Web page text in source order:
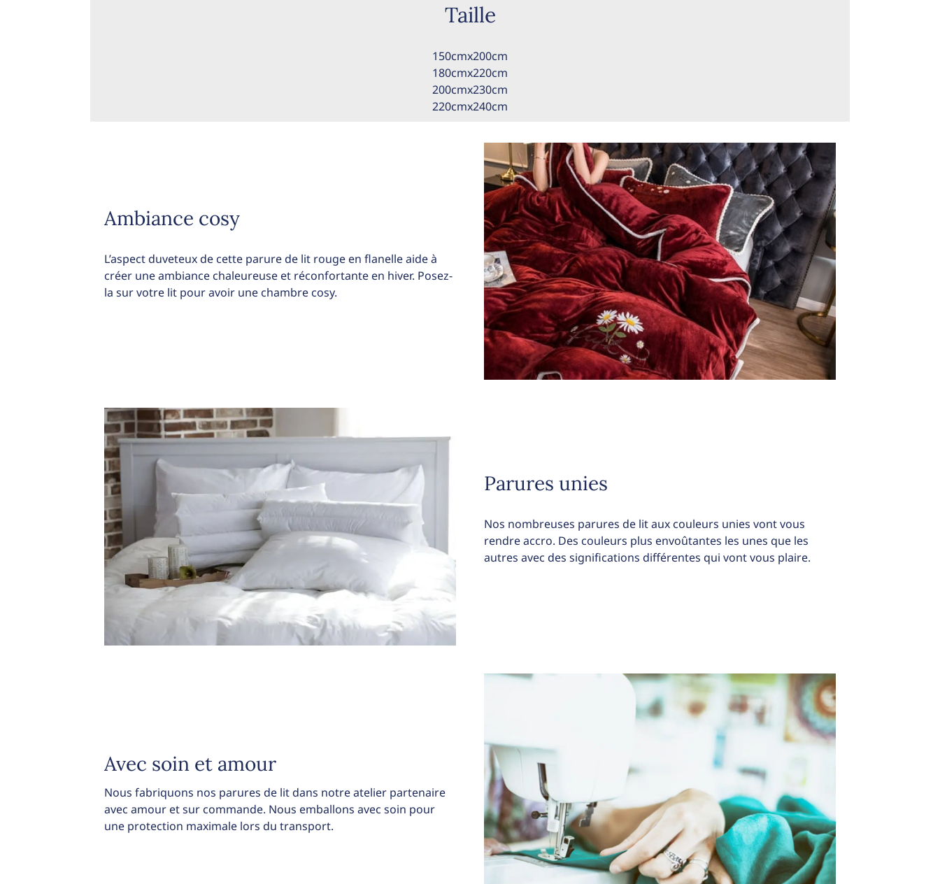
Taille
150cmx200cm
180cmx220cm
200cmx230cm
220cmx240cm
Ambiance cosy
L’aspect duveteux de cette parure de lit rouge en flanelle aide à
créer une ambiance chaleureuse et réconfortante en hiver. Posez-
la sur votre lit pour avoir une chambre cosy.
Parures unies
Nos nombreuses parures de lit aux couleurs unies vont vous
rendre accro. Des couleurs plus envoûtantes les unes que les
autres avec des significations différentes qui vont vous plaire.
Avec soin et amour
Nous fabriquons nos parures de lit dans notre atelier partenaire
avec amour et sur commande. Nous emballons avec soin pour
une protection maximale lors du transport.